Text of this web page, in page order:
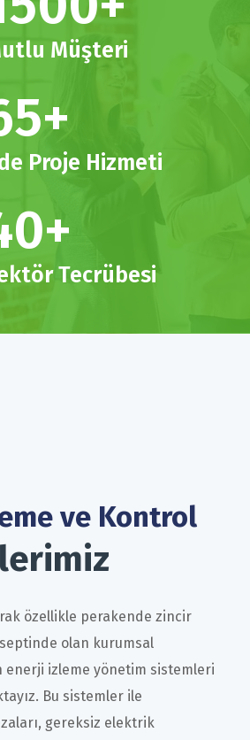
Müşteri
+
Proje Hizmeti
+
Tecrübesi
ve Kontrol
özellikle perakende zincir
olan kurumsal
enerji izleme yönetim sistemleri
Bu sistemler ile
gereksiz elektrik